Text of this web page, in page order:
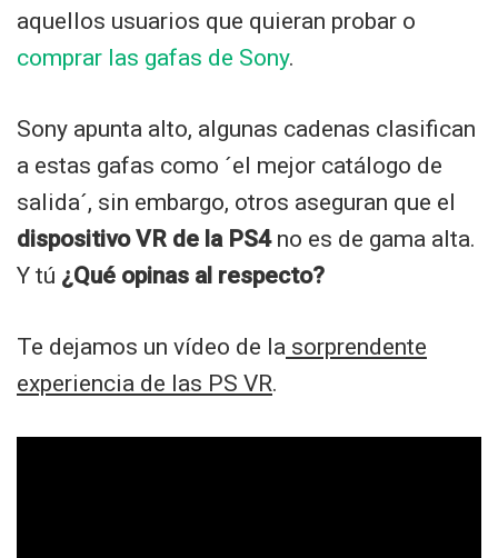
aquellos usuarios que quieran probar o
comprar las gafas de Sony.
Sony apunta alto, algunas cadenas clasifican
a estas gafas como ´el mejor catálogo de
salida´, sin embargo, otros aseguran que el
dispositivo VR de la PS4no es de gama alta.
Y tú ¿Qué opinas al respecto?
Te dejamos un vídeo de la sorprendente
experiencia de las PS VR.